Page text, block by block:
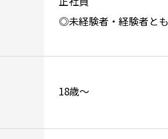
◎未経験者・経験者と
18歳～